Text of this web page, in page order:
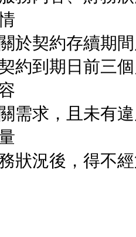
於契約存續期
約到期日前三
需求，且未有
狀況後，得不